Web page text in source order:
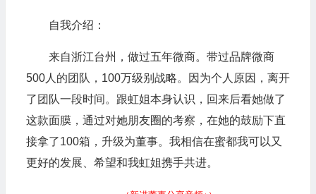
自我介绍：
来自浙江台州，做过五年微商。带过品牌微商
500人的团队，100万级别战略。因为个人原因，离开
了团队一段时间。跟虹姐本身认识，回来后看她做了
这款面膜，通过对她朋友圈的考察，在她的鼓励下直
接拿了100箱，升级为董事。我相信在蜜都我可以又
更好的发展、希望和我虹姐携手共进。